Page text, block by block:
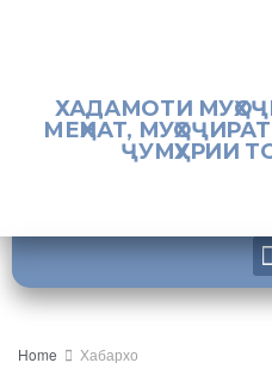
ХАДАМОТИ
МЕҲНАТ,
ҶУМҲУРИИ
Home Хабархо